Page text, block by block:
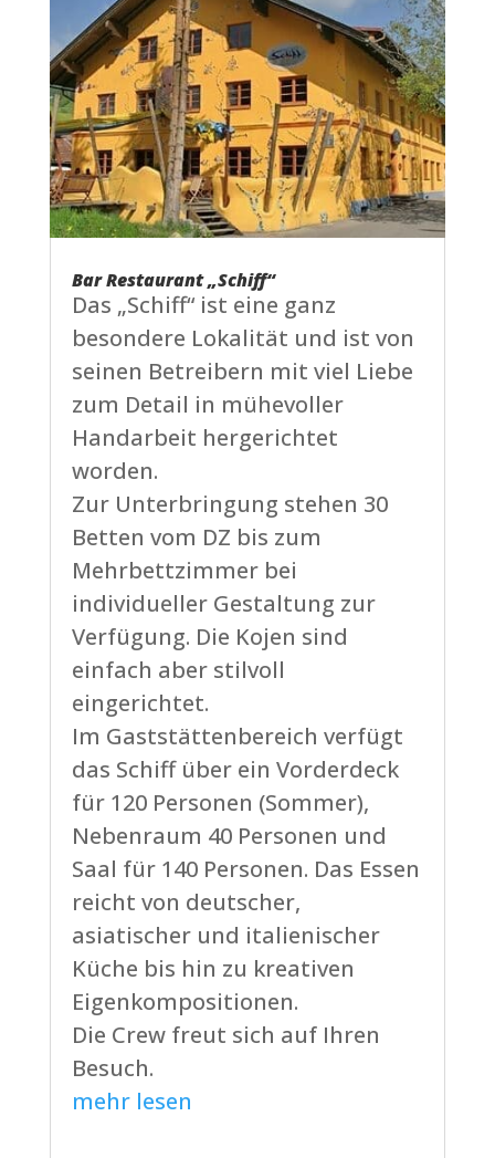
Bar Restaurant „Schiff“
Das „Schiff“ ist eine ganz
besondere Lokalität und ist von
seinen Betreibern mit viel Liebe
zum Detail in mühevoller
Handarbeit hergerichtet
worden.
Zur Unterbringung stehen 30
Betten vom DZ bis zum
Mehrbettzimmer bei
individueller Gestaltung zur
Verfügung. Die Kojen sind
einfach aber stilvoll
eingerichtet.
Im Gaststättenbereich verfügt
das Schiff über ein Vorderdeck
für 120 Personen (Sommer),
Nebenraum 40 Personen und
Saal für 140 Personen. Das Essen
reicht von deutscher,
asiatischer und italienischer
Küche bis hin zu kreativen
Eigenkompositionen.
Die Crew freut sich auf Ihren
Besuch.
mehr lesen